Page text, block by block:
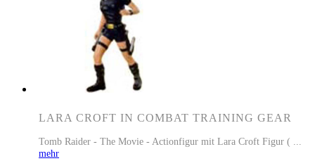
LARA CROFT IN COMBAT TRAINING GEAR
Tomb Raider - The Movie - Actionfigur mit Lara Croft Figur ( ...
mehr